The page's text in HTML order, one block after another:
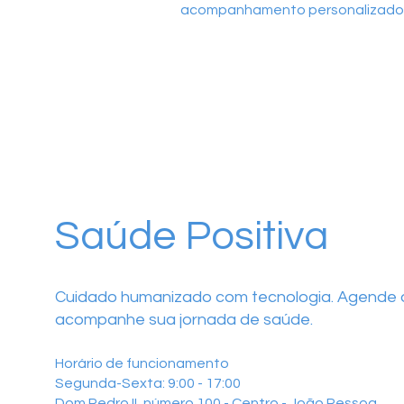
acompanhamento personalizado.
Saúde Positiva
Cuidado humanizado com tecnologia. Agende
acompanhe sua jornada de saúde.
Horário de funcionamento
Segunda-Sexta: 9:00 - 17:00